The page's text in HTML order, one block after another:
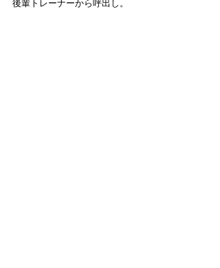
後輩トレーナーから呼出し。